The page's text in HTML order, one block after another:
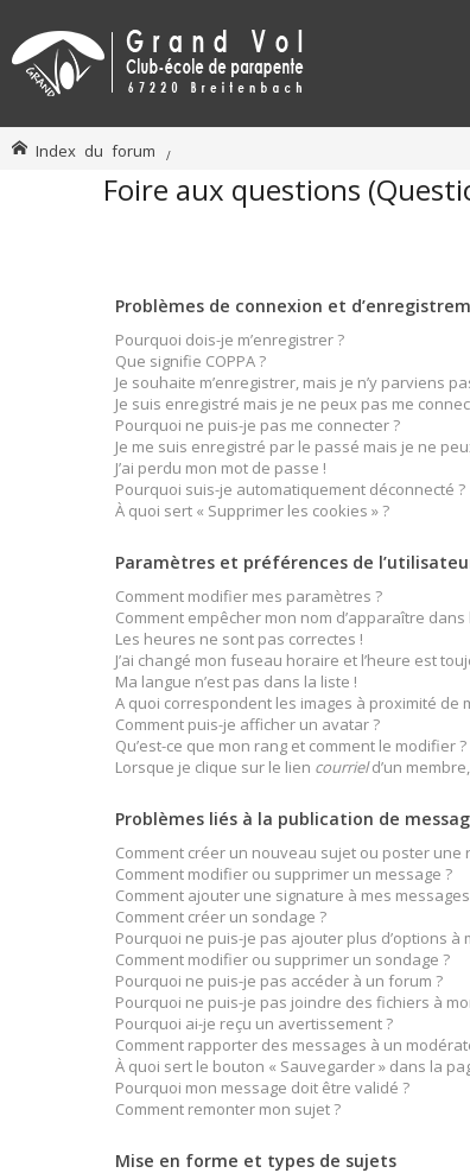
Index du forum
Foire aux questions
Problèmes de connexion et
Pourquoi dois-je m’enregistrer ?
Que signifie COPPA ?
Je souhaite m’enregistrer, mais je n’y parviens
Je suis enregistré mais je ne peux pas me
Pourquoi ne puis-je pas me connecter ?
Je me suis enregistré par le passé mais je ne
J’ai perdu mon mot de passe !
Pourquoi suis-je automatiquement déconnecté ?
À quoi sert « Supprimer les cookies » ?
Paramètres et préférences de
Comment modifier mes paramètres ?
Comment empêcher mon nom d’apparaître
Les heures ne sont pas correctes !
J’ai changé mon fuseau horaire et l’heure est
Ma langue n’est pas dans la liste !
A quoi correspondent les images à proximité de
Comment puis-je afficher un avatar ?
Qu’est-ce que mon rang et comment le modifier ?
Lorsque je clique sur le lien courrield’un
Problèmes liés à la publication de
Comment créer un nouveau sujet ou poster une
Comment modifier ou supprimer un message ?
Comment ajouter une signature à mes
Comment créer un sondage ?
Pourquoi ne puis-je pas ajouter plus d’options à
Comment modifier ou supprimer un sondage ?
Pourquoi ne puis-je pas accéder à un forum ?
Pourquoi ne puis-je pas joindre des fichiers à
Pourquoi ai-je reçu un avertissement ?
Comment rapporter des messages à un
À quoi sert le bouton « Sauvegarder » dans la
Pourquoi mon message doit être validé ?
Comment remonter mon sujet ?
Mise en forme et types de sujets